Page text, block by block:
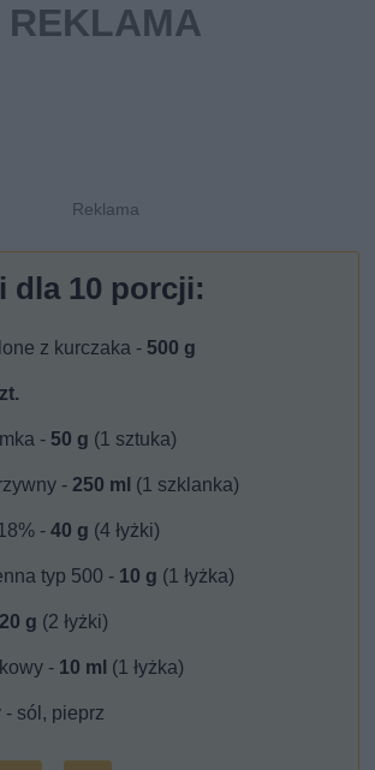
dla 10 porcji:
z kurczaka - 500 g
- 50 g (1 sztuka)
-250 ml (1 szklanka)
-40 g (4 łyżki)
typ 500 - 10 g (1 łyżka)
20 g (2 łyżki)
- 10 ml (1 łyżka)
- sól, pieprz